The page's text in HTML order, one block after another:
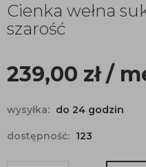
Cienka wełna
szarość
239,00 zł/
wysyłka: do 24 godzin
dostępność: 123